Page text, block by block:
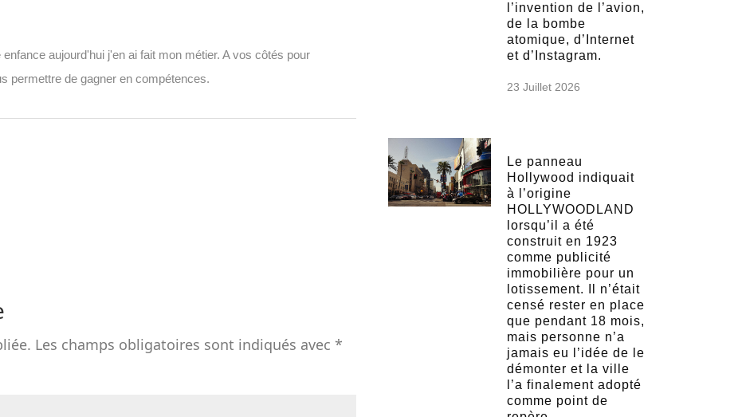
aujourd'hui j'en ai fait mon métier. A vos côtés pour
permettre de gagner en compétences.
Les champs obligatoires sont indiqués avec *
l’invention de l’avion,
de la bombe
atomique, d’Internet
et d’Instagram.
23 Juillet 2026
Le panneau
Hollywood indiquait
à l’origine
HOLLYWOODLAND
lorsqu’il a été
construit en 1923
comme publicité
immobilière pour un
lotissement. Il n’était
censé rester en place
que pendant 18 mois,
mais personne n’a
jamais eu l’idée de le
démonter et la ville
l’a finalement adopté
comme point de